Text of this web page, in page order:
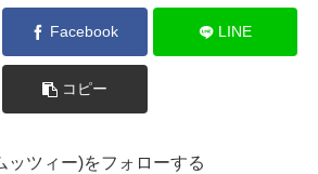
Facebook LINE
コピー
ッツィー)をフォローする